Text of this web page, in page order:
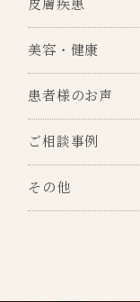
皮膚疾患
美容・健康
患者様のお声
ご相談事例
その他